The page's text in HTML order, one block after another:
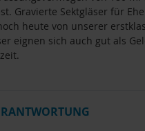
Gravierte Sektgläser für
heute von unserer
eignen sich auch gut als